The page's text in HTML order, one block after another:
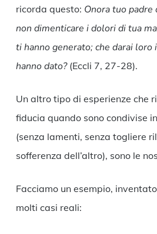
ricorda questo: Onora tuo
non dimenticare i dolori di tua
ti hanno generato; che darai loro
hanno dato?(Eccli 7, 27-28).
Un altro tipo di esperienze che
fiducia quando sono condivise
(senza lamenti, senza togliere
sofferenza dell’altro), sono le
Facciamo un esempio,
molti casi reali: